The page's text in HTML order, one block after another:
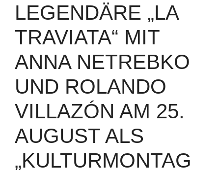
LEGENDÄRE „LA
TRAVIATA“ MIT
ANNA NETREBKO
UND ROLANDO
VILLAZÓN AM 25.
AUGUST ALS
„KULTURMONTAG